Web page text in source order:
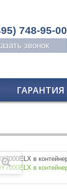
748-95-00
звонок
ГАРАНТИЯ